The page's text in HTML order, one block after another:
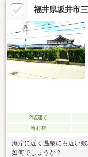
福井県坂井市
2階建て
所有権
海岸に近く温泉にも近い
如何でしょうか？